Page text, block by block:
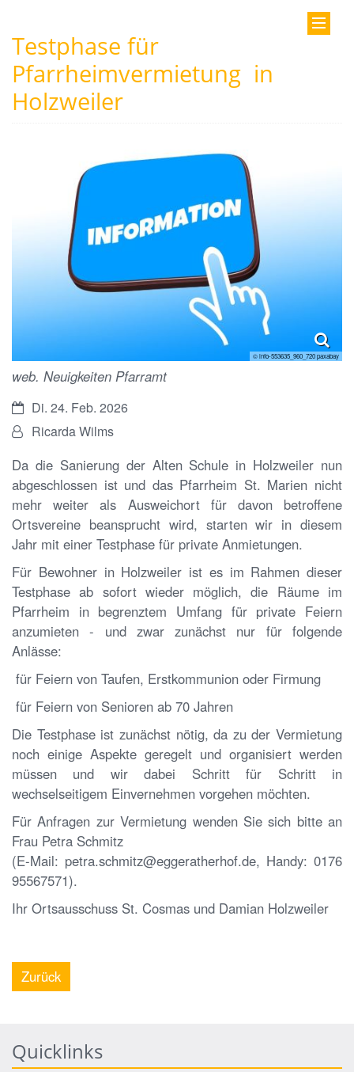
Testphase für
Pfarrheimvermietung in
Holzweiler
© info-553635_960_720 paxabay
web. Neuigkeiten Pfarramt
Datum:Di. 24. Feb. 2026
Von:Ricarda Wilms
Da die Sanierung der Alten Schule in Holzweiler nun
abgeschlossen ist und das Pfarrheim St. Marien nicht
mehr weiter als Ausweichort für davon betroffene
Ortsvereine beansprucht wird, starten wir in diesem
Jahr mit einer Testphase für private Anmietungen.
Für Bewohner in Holzweiler ist es im Rahmen dieser
Testphase ab sofort wieder möglich, die Räume im
Pfarrheim in begrenztem Umfang für private Feiern
anzumieten - und zwar zunächst nur für folgende
Anlässe:
für Feiern von Taufen, Erstkommunion oder Firmung
für Feiern von Senioren ab 70 Jahren
Die Testphase ist zunächst nötig, da zu der Vermietung
noch einige Aspekte geregelt und organisiert werden
müssen und wir dabei Schritt für Schritt in
wechselseitigem Einvernehmen vorgehen möchten.
Für Anfragen zur Vermietung wenden Sie sich bitte an
Frau Petra Schmitz
(E-Mail: petra.schmitz@eggeratherhof.de, Handy: 0176
95567571).
Ihr Ortsausschuss St. Cosmas und Damian Holzweiler
Zurück
Quicklinks